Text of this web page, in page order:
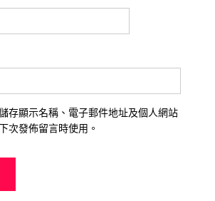
存顯示名稱、電子郵件地址及個人網站
次發佈留言時使用。